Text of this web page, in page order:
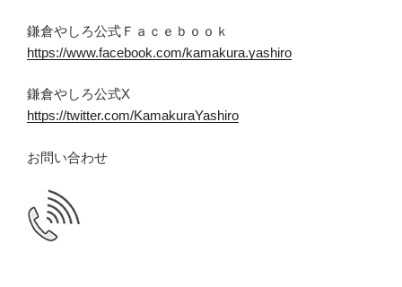
鎌倉やしろ公式Ｆａｃｅｂｏｏｋ
https://www.facebook.com/kamakura.yashiro
鎌倉やしろ公式X
https://twitter.com/KamakuraYashiro
お問い合わせ